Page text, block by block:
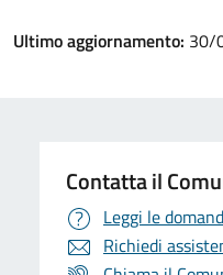
Ultimo aggiornamento: 30/
Contatta il
Leggi le
Richiedi